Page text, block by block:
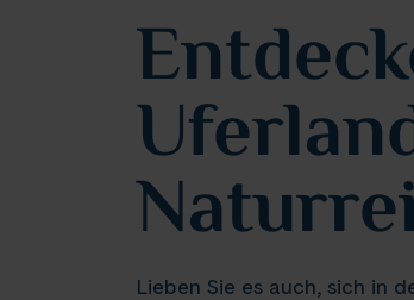
Lieben Sie es auch, sich in